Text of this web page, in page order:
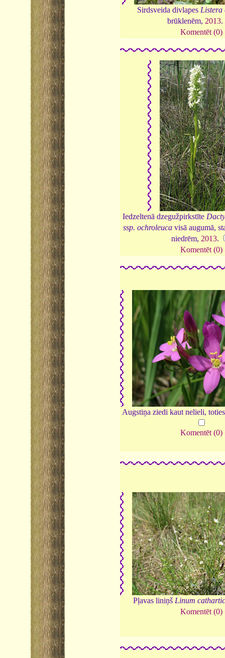
Sirdsveida divlapes Listera
brūklenēm, 2013.
Komentēt (0)
Iedzeltenā dzegužpirkstīte
ssp. ochroleuca visā augumā,
niedrēm, 2013.
Komentēt (0)
Augstiņa ziedi kaut nelieli,
Komentēt (0)
Pļavas liniņš Linum
Komentēt (0)